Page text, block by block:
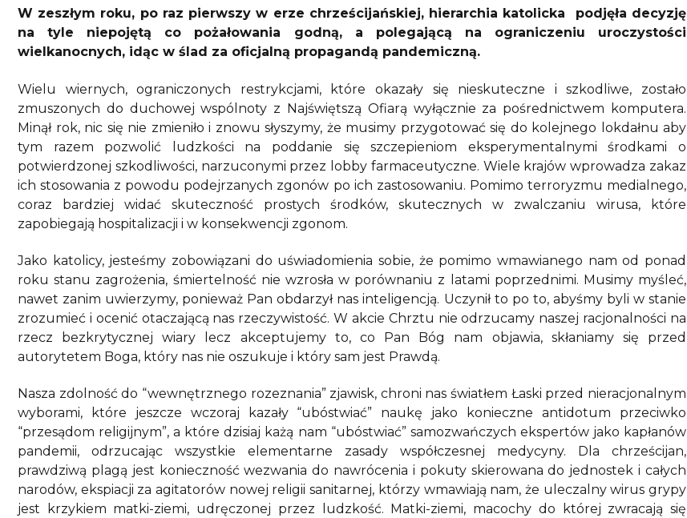
W zeszłym roku, po raz pierwszy w erze chrześcijańskiej, hierarchia katolicka podjęła decyzję
na tyle niepojętą co pożałowania godną, a polegającą na ograniczeniu uroczystości
wielkanocnych, idąc w ślad za oficjalną propagandą pandemiczną.
Wielu wiernych, ograniczonych restrykcjami, które okazały się nieskuteczne i szkodliwe, zostało
zmuszonych do duchowej wspólnoty z Najświętszą Ofiarą wyłącznie za pośrednictwem komputera.
Minął rok, nic się nie zmieniło i znowu słyszymy, że musimy przygotować się do kolejnego lokdałnu aby
tym razem pozwolić ludzkości na poddanie się szczepieniom eksperymentalnymi środkami o
potwierdzonej szkodliwości, narzuconymi przez lobby farmaceutyczne. Wiele krajów wprowadza zakaz
ich stosowania z powodu podejrzanych zgonów po ich zastosowaniu. Pomimo terroryzmu medialnego,
coraz bardziej widać skuteczność prostych środków, skutecznych w zwalczaniu wirusa, które
zapobiegają hospitalizacji i w konsekwencji zgonom.
Jako katolicy, jesteśmy zobowiązani do uświadomienia sobie, że pomimo wmawianego nam od ponad
roku stanu zagrożenia, śmiertelność nie wzrosła w porównaniu z latami poprzednimi. Musimy myśleć,
nawet zanim uwierzymy, ponieważ Pan obdarzył nas inteligencją. Uczynił to po to, abyśmy byli w stanie
zrozumieć i ocenić otaczającą nas rzeczywistość. W akcie Chrztu nie odrzucamy naszej racjonalności na
rzecz bezkrytycznej wiary lecz akceptujemy to, co Pan Bóg nam objawia, skłaniamy się przed
autorytetem Boga, który nas nie oszukuje i który sam jest Prawdą.
Nasza zdolność do “wewnętrznego rozeznania” zjawisk, chroni nas światłem Łaski przed nieracjonalnym
wyborami, które jeszcze wczoraj kazały “ubóstwiać” naukę jako konieczne antidotum przeciwko
“przesądom religijnym”, a które dzisiaj każą nam “ubóstwiać” samozwańczych ekspertów jako kapłanów
pandemii, odrzucając wszystkie elementarne zasady współczesnej medycyny. Dla chrześcijan,
prawdziwą plagą jest konieczność wezwania do nawrócenia i pokuty skierowana do jednostek i całych
narodów, ekspiacji za agitatorów nowej religii sanitarnej, którzy wmawiają nam, że uleczalny wirus grypy
jest krzykiem matki-ziemi, udręczonej przez ludzkość. Matki-ziemi, macochy do której zwracają się